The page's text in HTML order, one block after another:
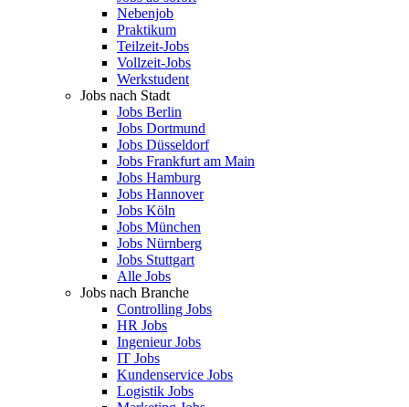
Nebenjob
Praktikum
Teilzeit-Jobs
Vollzeit-Jobs
Werkstudent
Jobs nach Stadt
Jobs Berlin
Jobs Dortmund
Jobs Düsseldorf
Jobs Frankfurt am Main
Jobs Hamburg
Jobs Hannover
Jobs Köln
Jobs München
Jobs Nürnberg
Jobs Stuttgart
Alle Jobs
Jobs nach Branche
Controlling Jobs
HR Jobs
Ingenieur Jobs
IT Jobs
Kundenservice Jobs
Logistik Jobs